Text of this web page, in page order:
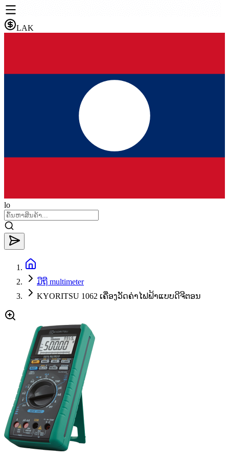
LAK
lo
ມືຖື multimeter
KYORITSU 1062 ເຄື່ອງວັດຄ່າໄຟຟ້າແບບດີຈີຕອນ